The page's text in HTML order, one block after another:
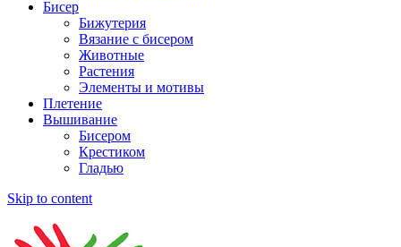
Бисер
Бижутерия
Вязание с бисером
Животные
Растения
Элементы и мотивы
Плетение
Вышивание
Бисером
Крестиком
Гладью
Skip to content